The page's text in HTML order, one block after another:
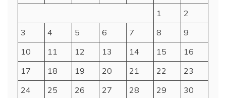
1
2
3
4 5 6 7 8
9
10
11 12 13 14 15
16
17
18 19 20 21 22
23
24
25 26 27 28 29
30